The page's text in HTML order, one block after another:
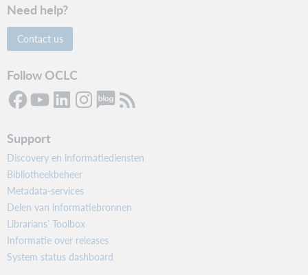
Need help?
Contact us
Follow OCLC
Support
Discovery en informatiediensten
Bibliotheekbeheer
Metadata-services
Delen van informatiebronnen
Librarians’ Toolbox
Informatie over releases
System status dashboard